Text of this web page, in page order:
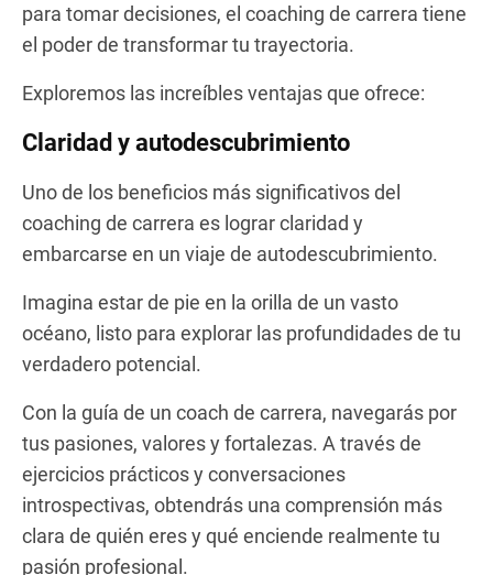
para tomar decisiones, el coaching de carrera tiene
el poder de transformar tu trayectoria.
Exploremos las increíbles ventajas que ofrece:
Claridad y autodescubrimiento
Uno de los beneficios más significativos del
coaching de carrera es lograr claridad y
embarcarse en un viaje de autodescubrimiento.
Imagina estar de pie en la orilla de un vasto
océano, listo para explorar las profundidades de tu
verdadero potencial.
Con la guía de un coach de carrera, navegarás por
tus pasiones, valores y fortalezas. A través de
ejercicios prácticos y conversaciones
introspectivas, obtendrás una comprensión más
clara de quién eres y qué enciende realmente tu
pasión profesional.